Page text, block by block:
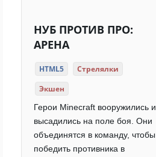
НУБ ПРОТИВ ПРО:
АРЕНА
HTML5
Стрелялки
Экшен
Герои Minecraft вооружились и
высадились на поле боя. Они
объединятся в команду, чтобы
победить противника в